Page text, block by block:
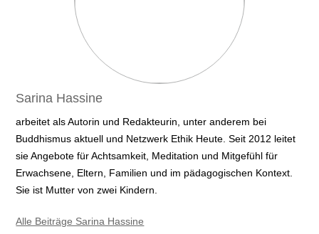
Sarina Hassine
arbeitet als Autorin und Redakteurin, unter anderem bei
Buddhismus aktuell und Netzwerk Ethik Heute. Seit 2012 leitet
sie Angebote für Achtsamkeit, Meditation und Mitgefühl für
Erwachsene, Eltern, Familien und im pädagogischen Kontext.
Sie ist Mutter von zwei Kindern.
Alle Beiträge Sarina Hassine